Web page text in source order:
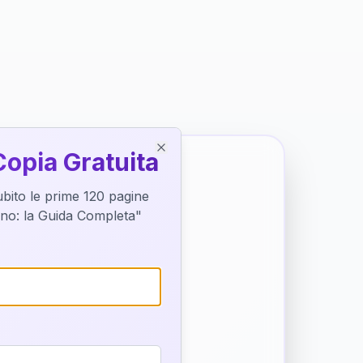
di
Gratuita
le prime 120 pagine
la Guida Completa"